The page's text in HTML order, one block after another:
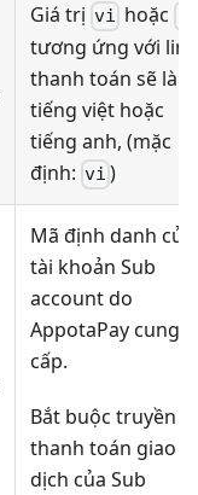
Giá trị vi hoặc
tương ứng với link
thanh toán sẽ là
tiếng việt hoặc
tiếng anh, (mặc
định: vi )
Mã định danh của
tài khoản Sub
account do
AppotaPay cung
cấp.
Bắt buộc truyền
thanh toán giao
dịch của Sub